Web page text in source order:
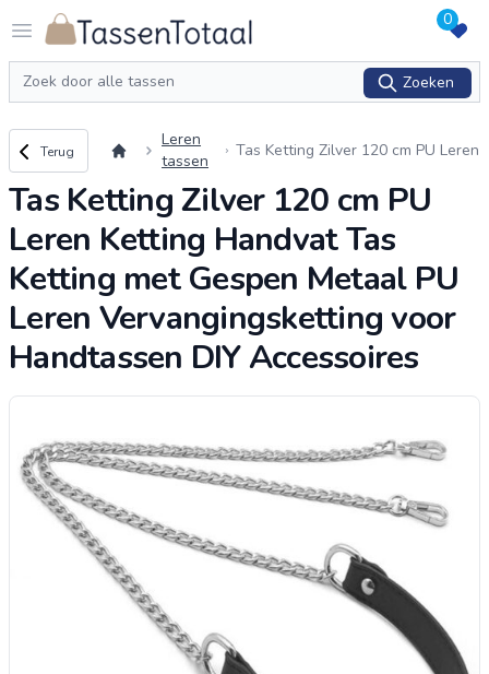
Open menu
Logo Tassentotaal.nl 0
Zoeken
Zoeken
Terug naar overzicht
Terug
Leren
tassen
Tas Ketting Zilver 120 cm PU Leren
espen Metaal PU Leren Vervangin
g...
Tas Ketting Zilver 120 cm PU
Leren Ketting Handvat Tas
Ketting met Gespen Metaal PU
Leren Vervangingsketting voor
Handtassen DIY Accessoires